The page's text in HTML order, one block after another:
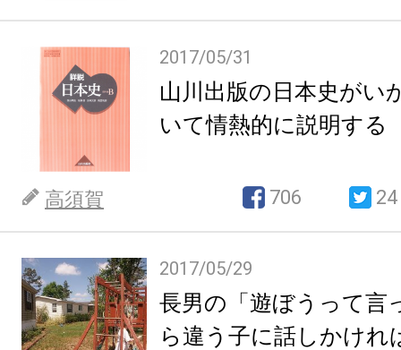
2017/05/31
山川出版の日本史がい
いて情熱的に説明する
高須賀 706 24
2017/05/29
長男の「遊ぼうって言
ら違う子に話しかけれ